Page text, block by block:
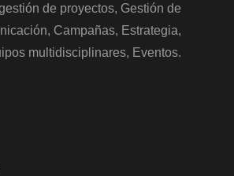
de proyectos, Gestión de
Campañas, Estrategia,
multidisciplinares, Eventos.